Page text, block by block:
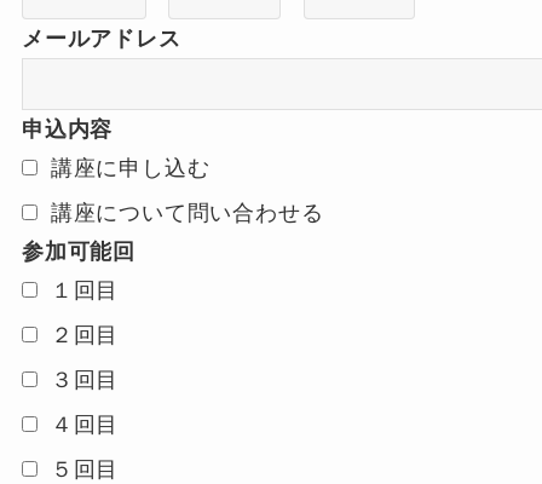
メールアドレス
申込内容
講座に申し込む
講座について問い合わせる
参加可能回
１回目
２回目
３回目
４回目
５回目